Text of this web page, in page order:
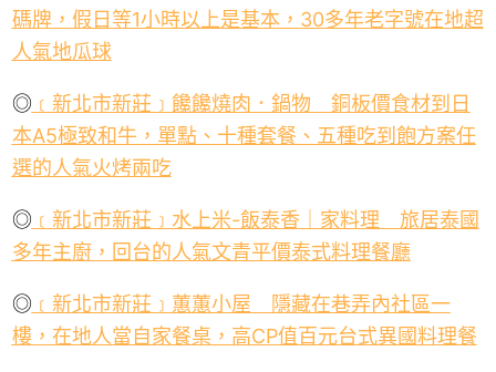
碼牌， 假日等1小時以上是基本， 30多年老字號在地超
人氣地瓜球
◎ ﹝新北市新莊﹞饞饞燒肉．鍋物 銅板價食材到日
本A5極致和牛，單點、 十種套餐、五種吃到飽方案任
選的人氣火烤兩吃
◎ ﹝新北市新莊﹞水上米-飯泰香｜家料理 旅居泰國
多年主廚，回台的人氣文青平價泰式料理餐廳
◎ ﹝新北市新莊﹞蕙蕙小屋 隱藏在巷弄內社區一
樓，在地人當自家餐桌，高CP值百元台式異國料理餐